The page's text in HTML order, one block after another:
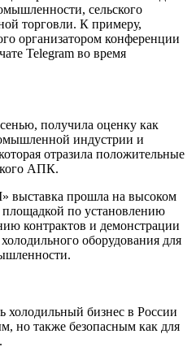
сельского
торговли. К примеру,
организатором конференции
Telegram во время
получила оценку как
индустрии и
отразила положительные
АПК.
прошла на высоком
площадкой по установлению
контрактов и демонстрации
оборудования для
холодильный бизнес в России
но также безопасным как для